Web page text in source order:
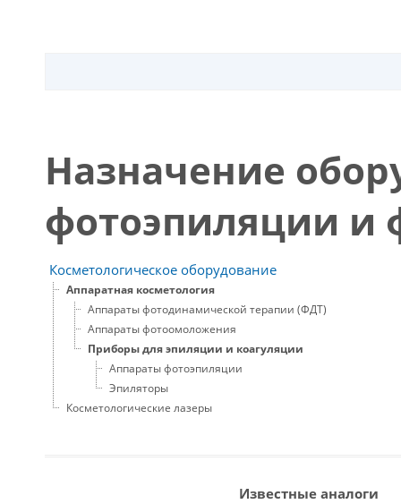
Назначение
фотоэпиляции и
Косметологическое оборудование
Аппаратная косметология
Аппараты фотодинамической терапии (ФДТ)
Аппараты фотоомоложения
Приборы для эпиляции и коагуляции
Аппараты фотоэпиляции
Эпиляторы
Косметологические лазеры
Известные аналоги